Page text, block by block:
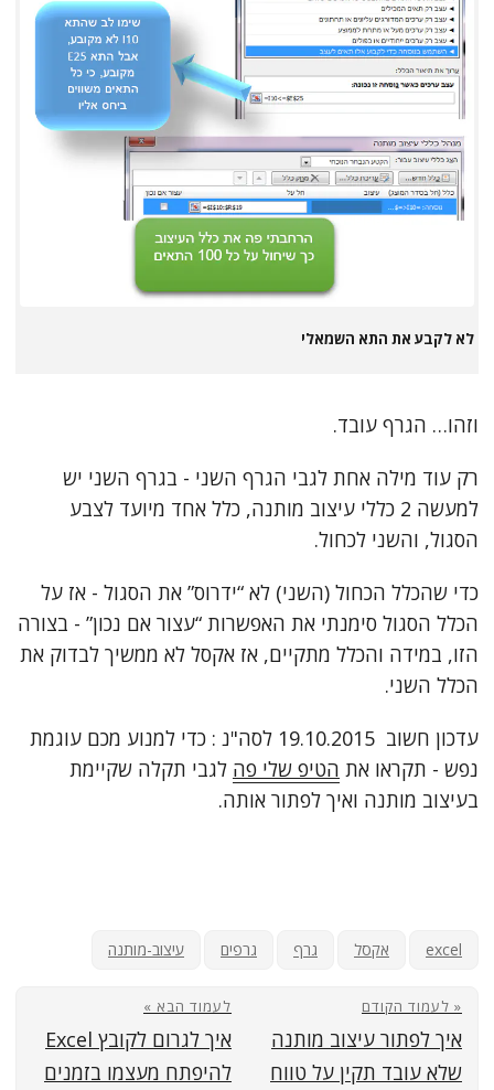
לא לקבע את התא השמאלי
וזהו… הגרף עובד.
רק עוד מילה אחת לגבי הגרף השני - בגרף השני יש
למעשה 2 כללי עיצוב מותנה, כלל אחד מיועד לצבע
הסגול, והשני לכחול.
כדי שהכלל הכחול (השני) לא “ידרוס” את הסגול - אז על
הכלל הסגול סימנתי את האפשרות “עצור אם נכון” - בצורה
הזו, במידה והכלל מתקיים, אז אקסל לא ממשיך לבדוק את
הכלל השני.
עדכון חשוב 19.10.2015 לסה"נ : כדי למנוע מכם עוגמת
נפש - תקראו את הטיפ שלי פה לגבי תקלה שקיימת
בעיצוב מותנה ואיך לפתור אותה.
excel אקסל גרף גרפים עיצוב-מותנה
« לעמוד הקודם
איך לפתור עיצוב מותנה
שלא עובד תקין על טווח
לעמוד הבא »
איך לגרום לקובץ Excel
להיפתח מעצמו בזמנים